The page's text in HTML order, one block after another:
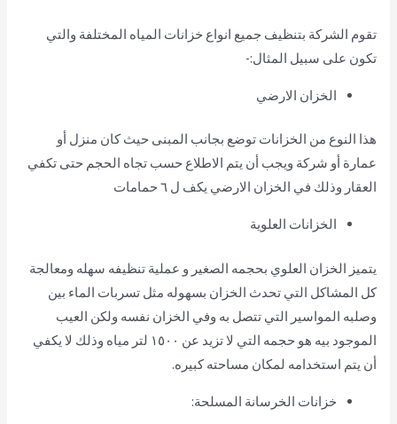
تقوم الشركة بتنظيف جميع انواع خزانات المياه المختلفة والتي
تكون على سبيل المثال:-
الخزان الارضي
هذا النوع من الخزانات توضع بجانب المبنى حيث كان منزل أو
عمارة أو شركة ويجب أن يتم الاطلاع حسب تجاه الحجم حتى تكفي
العقار وذلك في الخزان الارضي يكف ل ٦ حمامات
الخزانات العلوية
يتميز الخزان العلوي بحجمه الصغير و عملية تنظيفه سهله ومعالجة
كل المشاكل التي تحدث الخزان بسهوله مثل تسربات الماء بين
وصلبه المواسير التي تتصل به وفي الخزان نفسه ولكن العيب
الموجود بيه هو حجمه التي لا تزيد عن ١٥٠٠ لتر مياه وذلك لا يكفي
أن يتم استخدامه لمكان مساحته كبيره.
خزانات الخرسانة المسلحة: